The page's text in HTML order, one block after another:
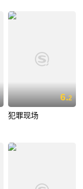
6.2
犯罪现场